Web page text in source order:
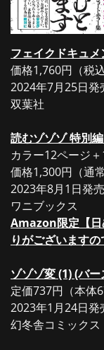
フェイクドキュ
価格1,760円（税込
2024年7月25日発
双葉社
読むゾゾゾ 特別
カラー12ページ
価格1,300円（通
2023年8月1日発売
ワニブックス
Amazon限定【日
りがございますの
ゾゾゾ変 (1) (バ
定価737円（本体
2023年1月24日発
幻冬舎コミックス